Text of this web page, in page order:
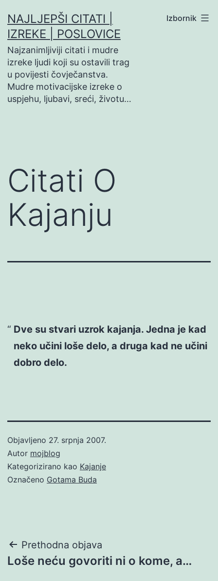
na
sadržaj
NAJLJEPŠI CITATI |
IZREKE | POSLOVICE
Najzanimljiviji citati i mudre
izreke ljudi koji su ostavili trag
u povijesti čovječanstva.
Mudre motivacijske izreke o
uspjehu, ljubavi, sreći, životu…
Izbornik
Citati O
Kajanju
Dve su stvari uzrok kajanja. Jedna je kad
neko učini loše delo, a druga kad ne učini
dobro delo.
Objavljeno 27. srpnja 2007.
Autor mojblog
Kategorizirano kao Kajanje
Označeno Gotama Buda
Navigacija
objava
Prethodna objava
Loše neću govoriti ni o kome, a…